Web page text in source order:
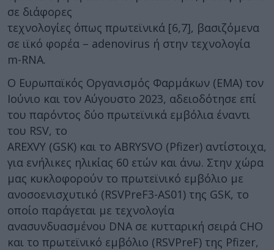
σε διάφορες
τεχνολογίες όπως πρωτεϊνικά [6,7], βασιζόμενα
σε ιϊκό φορέα – adenovirus ή στην τεχνολογία
m-RNA.
Ο Ευρωπαϊκός Οργανισμός Φαρμάκων (ΕΜΑ) τον
Ιούνιο και τον Αύγουστο 2023, αδειοδότησε επί
του παρόντος δύο πρωτεϊνικά εμβόλια έναντι
του RSV, το
AREXVY (GSK) και το ABRYSVO (Pfizer) αντίστοιχα,
για ενήλικες ηλικίας 60 ετών και άνω. Στην χώρα
μας κυκλοφορούν το πρωτεϊνικό εμβόλιο με
ανοσοενισχυτικό (RSVPreF3-AS01) της GSK, το
οποίο παράγεται με τεχνολογία
ανασυνδυασμένου DNA σε κυτταρική σειρά CHO
και το πρωτεϊνικό εμβόλιο (RSVPreF) της Pfizer,